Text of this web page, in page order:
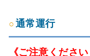
通常運行
《ご注意ください